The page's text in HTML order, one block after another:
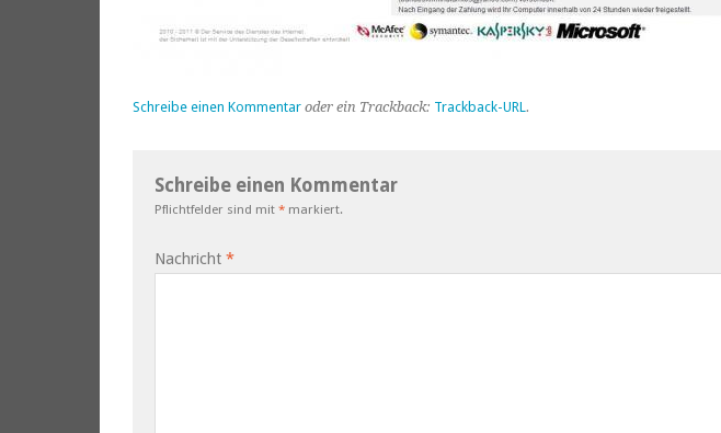
Schreibe einen Kommentar oder ein Trackback: Trackback-URL .
Schreibe einen Kommentar
Pflichtfelder sind mit * markiert.
Nachricht *